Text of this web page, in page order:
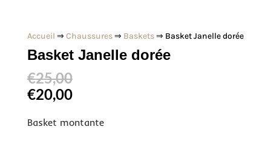
Accueil ⇒ Chaussures⇒ Baskets⇒ Basket Janelle dorée
Basket Janelle dorée
€25,00
€20,00
Basket montante